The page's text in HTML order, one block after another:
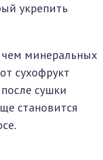
укрепить
минеральных
сухофрукт
сушки
становится